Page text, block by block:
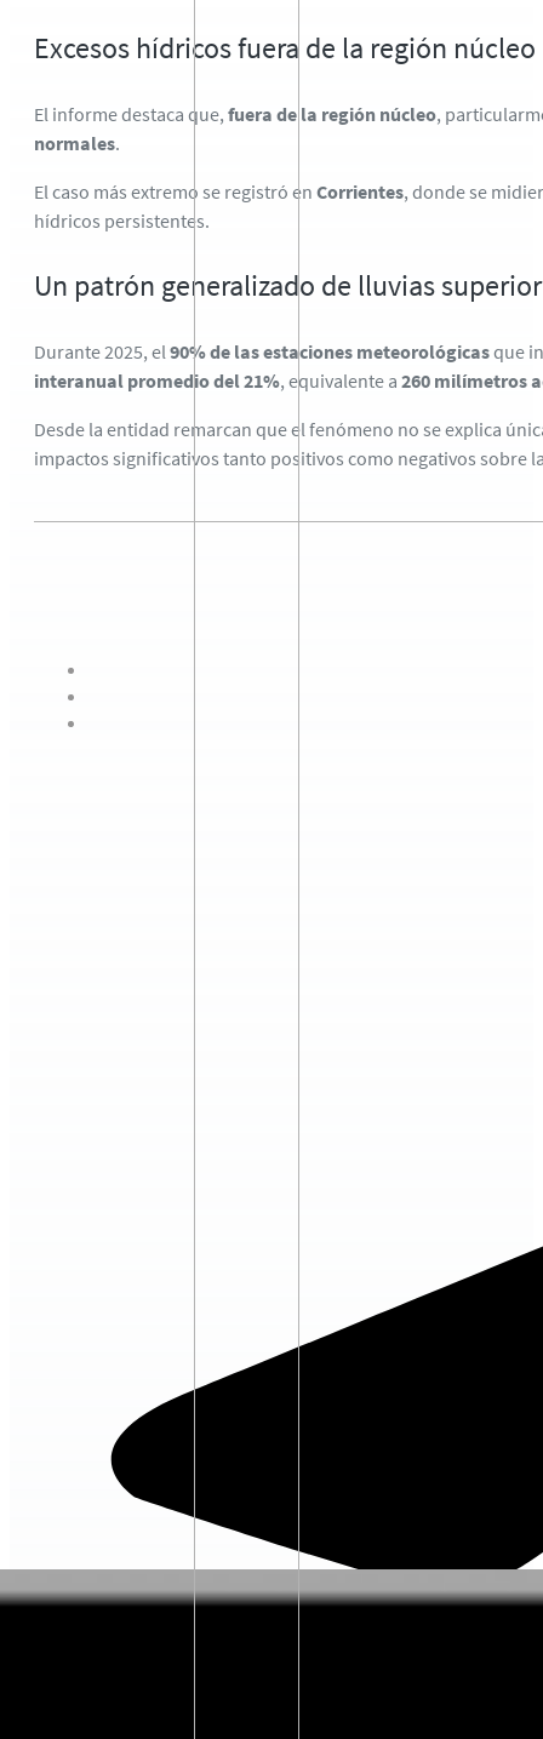
Excesos hídricos fuera de la región núcleo
El informe destaca que, fuera de la región núcleo,
normales.
El caso más extremo se registró en Corrientes, donde se
hídricos persistentes.
Un patrón generalizado de lluvias
Durante 2025, el 90% de las estaciones meteorológicasque
interanual promedio del 21%, equivalente a 260 milímetros
Desde la entidad remarcan que el fenómeno no se explica
impactos significativos tanto positivos como negativos sobre